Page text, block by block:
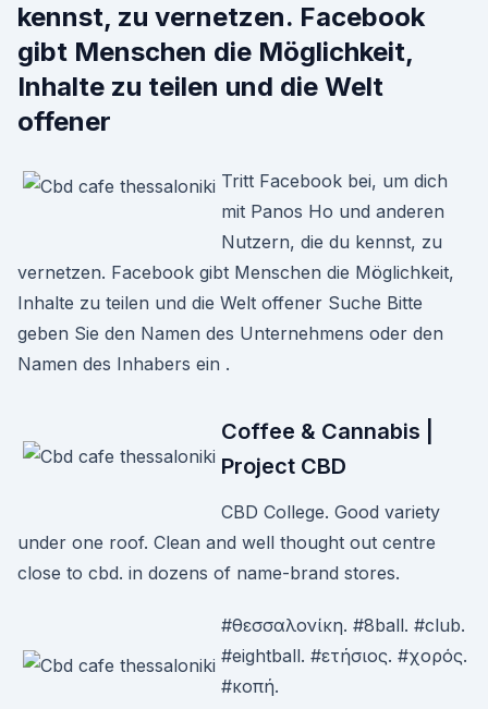
kennst, zu vernetzen. Facebook
gibt Menschen die Möglichkeit,
Inhalte zu teilen und die Welt
offener
Tritt Facebook bei, um dich
mit Panos Ho und anderen
Nutzern, die du kennst, zu
vernetzen. Facebook gibt Menschen die Möglichkeit,
Inhalte zu teilen und die Welt offener Suche Bitte
geben Sie den Namen des Unternehmens oder den
Namen des Inhabers ein .
Coffee & Cannabis |
Project CBD
CBD College. Good variety
under one roof. Clean and well thought out centre
close to cbd. in dozens of name-brand stores.
#θεσσαλονίκη. #8ball. #club.
#eightball. #ετήσιος. #χορός.
#κοπή.